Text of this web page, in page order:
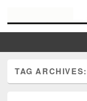
Τα καλύτερα Reviews ,
TAG ARCHIVES: